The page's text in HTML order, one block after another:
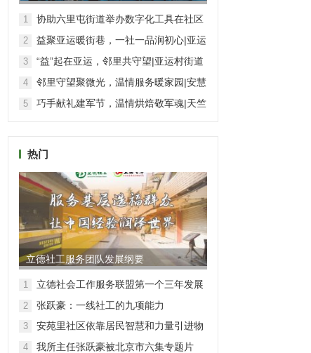
魂
1
协助六里屯街道举办数字化工具在社区
2
益聚亚运暖街巷，一社一品润初心|亚运
3
“益”起在亚运，邻里共守望|亚运村街道
4
邻里守望聚微光，温情服务暖家园|安慧
5
巧手献礼建军节，温情烘焙敬军魂|天竺
热门
立德社工服务团队发展纲要
1
立德社会工作服务联盟第一个三年发展
2 张跃豪：一线社工的九项能力
3
安苑里社区依靠居民智慧和力量引进物
4
我所主任张跃豪被北京市六集专题片